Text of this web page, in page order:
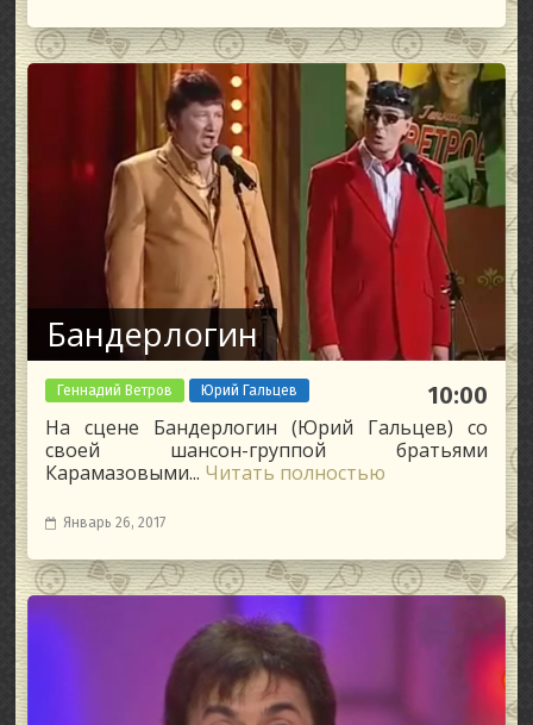
Бандерлогин
Геннадий Ветров Юрий Гальцев 10:00
На сцене Бандерлогин (Юрий Гальцев) со
своей шансон-группой братьями
Карамазовыми... Читать полностью
Январь 26, 2017